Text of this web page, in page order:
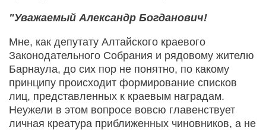
"Уважаемый Александр Богданович!
Мне, как депутату Алтайского краевого
Законодательного Собрания и рядовому жителю
Барнаула, до сих пор не понятно, по какому
принципу происходит формирование списков
лиц, представленных к краевым наградам.
Неужели в этом вопросе вовсю главенствует
личная креатура приближенных чиновников, а не